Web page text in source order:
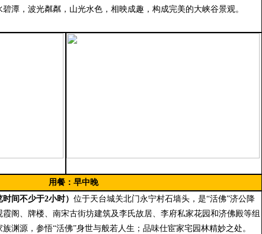
潭，波光粼粼，山光水色，相映成趣，构成完美的大峡谷景观。
用餐：早中晚
时间不少于2小时）位于天台城关北门永宁村石墙头，是“活佛”济公降
阁、牌楼、南宋古街坊建筑及李氏故居、李府私家花园和济佛殿等组
渊源，参悟“活佛”身世与般若人生；品味仕宦家宅园林精妙之处。